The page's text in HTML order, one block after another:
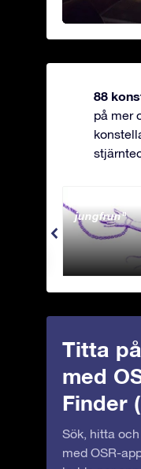
88
på mer
jungfrun
Titta
med
Finder
Sök, hitta
med OSR-